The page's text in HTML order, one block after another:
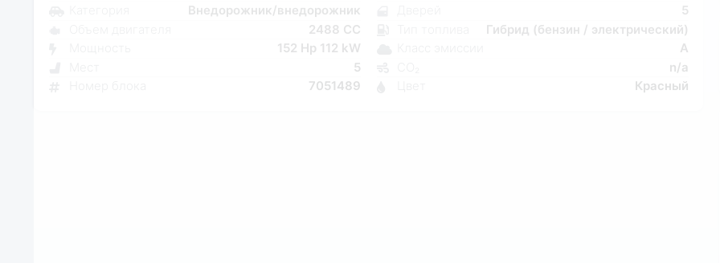
Внедорожник/внедорожник
2488 CC
152 Hp 112 kW
5
7051489
5
Гибрид (бензин / электрический)
A
n/a
Красный